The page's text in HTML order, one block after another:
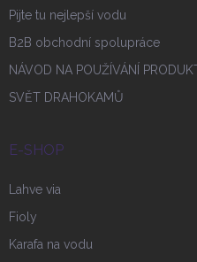
Pijte tu nejlepší vodu
B2B obchodní spolupráce
NÁVOD NA POUŽÍVÁNÍ
SVĚT DRAHOKAMŮ
E-SHOP
Lahve via
Fioly
Karafa na vodu